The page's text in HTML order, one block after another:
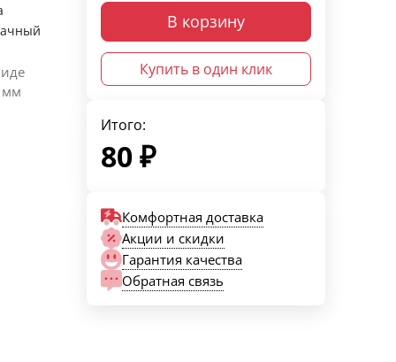
мм
В корзину
Купить в один клик
Итого:
80₽
Комфортная доставка
Акции и скидки
Гарантия качества
Обратная связь